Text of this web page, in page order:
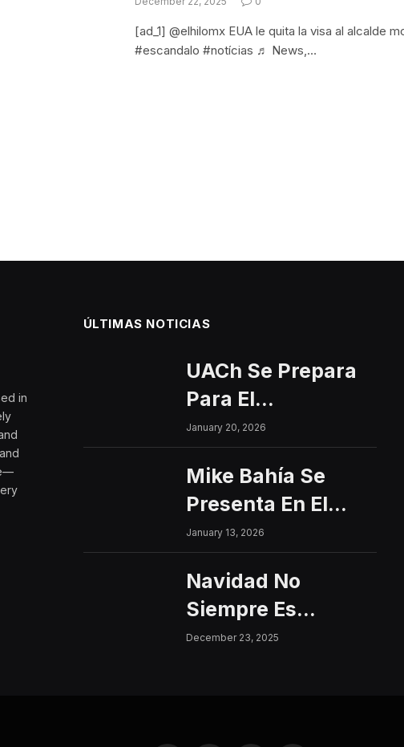
[ad_1] @elhilomx EUA le quita la visa al alcalde
#escandalo #notícias ♬ News,…
in
ÚLTIMAS NOTICIAS
UACh Se Prepara
Para El
Interfacultades
2026
January 20, 2026
Mike Bahía Se
Presenta En El
Centro Histórico
Con Un Concierto
Gratuito
January 13, 2026
Navidad No
Siempre Es
Sinónimo De Paz:
December 23, 2025